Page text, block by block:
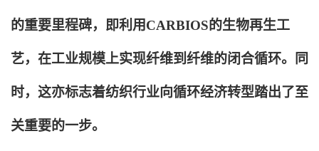
的重要里程碑，即利用CARBIOS的生物再生工
艺，在工业规模上实现纤维到纤维的闭合循环。同
时，这亦标志着纺织行业向循环经济转型踏出了至
关重要的一步。